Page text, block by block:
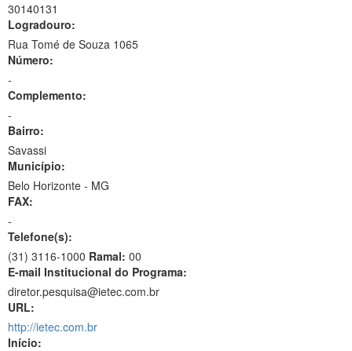
30140131
Logradouro:
Rua Tomé de Souza 1065
Número:
-
Complemento:
-
Bairro:
Savassi
Município:
Belo Horizonte - MG
FAX:
-
Telefone(s):
(31) 3116-1000 Ramal: 00
E-mail Institucional do Programa:
diretor.pesquisa@ietec.com.br
URL:
http://ietec.com.br
Início: